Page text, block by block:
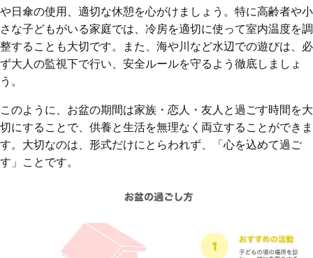
や日傘の使用、適切な休憩を心がけましょう。特に高齢者や小
さな子どもがいる家庭では、冷房を適切に使って室内温度を調
整することも大切です。また、海や川など水辺での遊びは、必
ず大人の監視下で行い、安全ルールを守るよう徹底しましょ
う。
このように、お盆の期間は家族・恋人・友人と過ごす時間を大
切にすることで、供養と生活を無理なく両立することができま
す。大切なのは、形式だけにとらわれず、「心を込めて過ご
す」ことです。